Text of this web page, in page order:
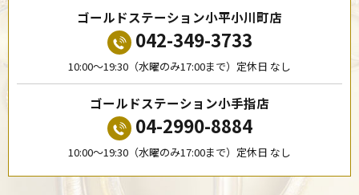
ゴールドステーション小平小川町店
042-349-3733
10:00〜19:30（水曜のみ17:00まで）定休日 なし
ゴールドステーション小手指店
04-2990-8884
10:00〜19:30（水曜のみ17:00まで）定休日 なし